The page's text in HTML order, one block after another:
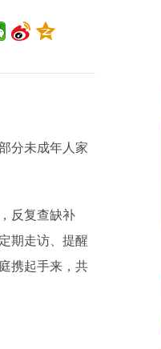
分未成年人家
反复查缺补
期走访、提醒
携起手来，共